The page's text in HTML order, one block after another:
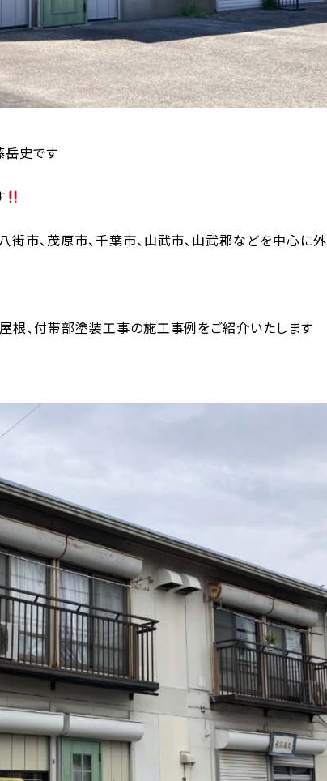
岳史です
市、茂原市、千葉市、山武市、山武郡などを中心に外
根、付帯部塗装工事の施工事例をご紹介いたします